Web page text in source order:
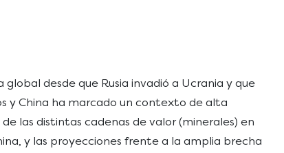
desde que Rusia invadió a Ucrania y que
y China ha marcado un contexto de alta
las distintas cadenas de valor (minerales) en
y las proyecciones frente a la amplia brecha